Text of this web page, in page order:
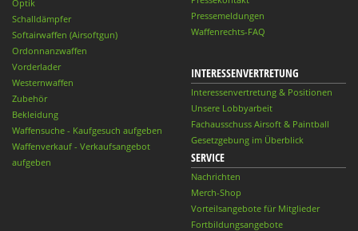
Optik
Schalldämpfer
Softairwaffen (Airsoftgun)
Ordonnanzwaffen
Vorderlader
Westernwaffen
Zubehör
Bekleidung
Waffensuche - Kaufgesuch aufgeben
Waffenverkauf - Verkaufsangebot
aufgeben
Pressemeldungen
Waffenrechts-FAQ
INTERESSENVERTRETUNG
Interessenvertretung & Positionen
Unsere Lobbyarbeit
Fachausschuss Airsoft & Paintball
Gesetzgebung im Überblick
SERVICE
Nachrichten
Merch-Shop
Vorteilsangebote für Mitglieder
Fortbildungsangebote